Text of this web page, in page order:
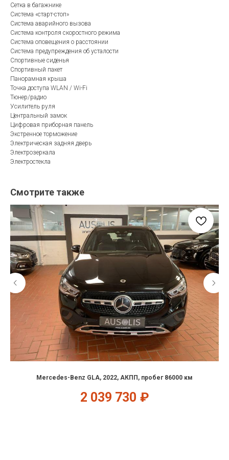
Сетка в багажнике
Система «старт-стоп»
Система аварийного вызова
Система контроля скоростного режима
Система оповещения о расстоянии
Система предупреждения об усталости
Спортивные сиденья
Спортивный пакет
Панорамная крыша
Точка доступа WLAN / Wi-Fi
Тюнер/радио
Усилитель руля
Центральный замок
Цифровая приборная панель
Экстренное торможение
Электрическая задняя дверь
Электрозеркала
Электростекла
Смотрите также
Mercedes-Benz GLA, 2022, АКПП, пробег 86000 км
2 039 730 ₽